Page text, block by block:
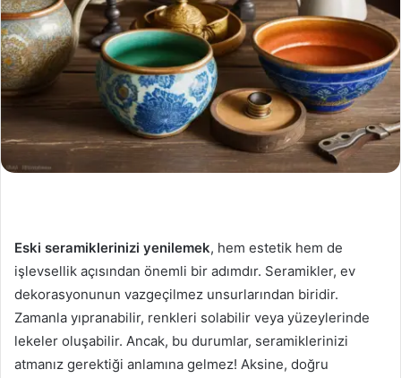
Eski seramiklerinizi yenilemek, hem estetik hem de
işlevsellik açısından önemli bir adımdır. Seramikler, ev
dekorasyonunun vazgeçilmez unsurlarından biridir.
Zamanla yıpranabilir, renkleri solabilir veya yüzeylerinde
lekeler oluşabilir. Ancak, bu durumlar, seramiklerinizi
atmanız gerektiği anlamına gelmez! Aksine, doğru